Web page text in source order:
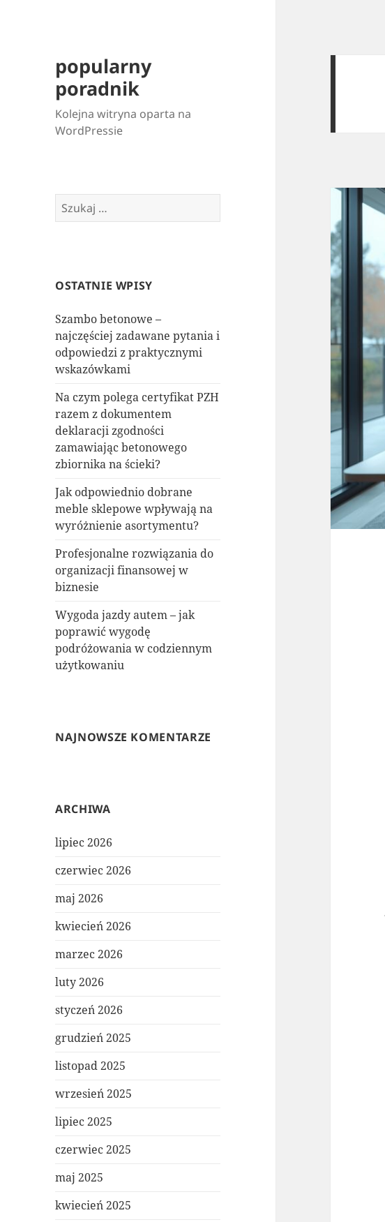
popularny
poradnik
Kolejna witryna oparta na
WordPressie
Szukaj:
OSTATNIE WPISY
Szambo betonowe –
najczęściej zadawane pytania i
odpowiedzi z praktycznymi
wskazówkami
Na czym polega certyfikat PZH
razem z dokumentem
deklaracji zgodności
zamawiając betonowego
zbiornika na ścieki?
Jak odpowiednio dobrane
meble sklepowe wpływają na
wyróżnienie asortymentu?
Profesjonalne rozwiązania do
organizacji finansowej w
biznesie
Wygoda jazdy autem – jak
poprawić wygodę
podróżowania w codziennym
użytkowaniu
NAJNOWSZE KOMENTARZE
ARCHIWA
lipiec 2026
czerwiec 2026
maj 2026
kwiecień 2026
marzec 2026
luty 2026
styczeń 2026
grudzień 2025
listopad 2025
wrzesień 2025
lipiec 2025
czerwiec 2025
maj 2025
kwiecień 2025